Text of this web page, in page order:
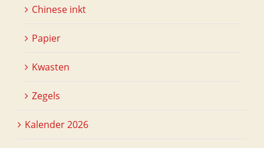
Chinese inkt
Papier
Kwasten
Zegels
Kalender 2026